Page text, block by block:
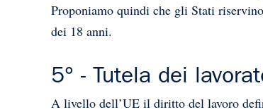
Proponiamo quindi che gli Stati
dei 18 anni.
5° - Tutela dei
A livello dell’UE il diritto del lavoro